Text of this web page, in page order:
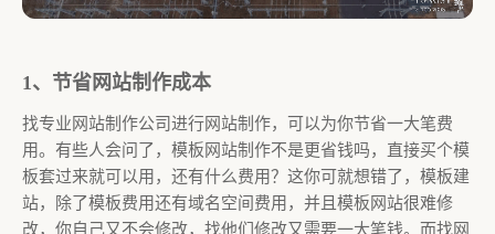
1、节省网站制作成本
找专业网站制作公司进行网站制作，可以为你节省一大笔费
用。有些人会问了，模板网站制作不是更省钱吗，直接买个模
板套过来就可以用，还有什么费用？这你可就想错了，模板建
站，除了模板费用还有域名空间费用，并且模板网站很难修
改，你自己又不会修改，找他们修改又需要一大笔钱。而找网